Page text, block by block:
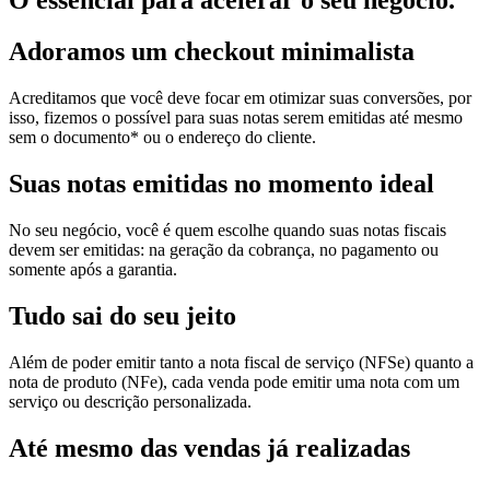
Adoramos um checkout minimalista
Acreditamos que você deve focar em otimizar suas conversões, por
isso, fizemos o possível para suas notas serem emitidas até mesmo
sem o documento* ou o endereço do cliente.
Suas notas emitidas no momento ideal
No seu negócio, você é quem escolhe quando suas notas fiscais
devem ser emitidas: na geração da cobrança, no pagamento ou
somente após a garantia.
Tudo sai do seu jeito
Além de poder emitir tanto a nota fiscal de serviço (NFSe) quanto a
nota de produto (NFe), cada venda pode emitir uma nota com um
serviço ou descrição personalizada.
Até mesmo das vendas já realizadas